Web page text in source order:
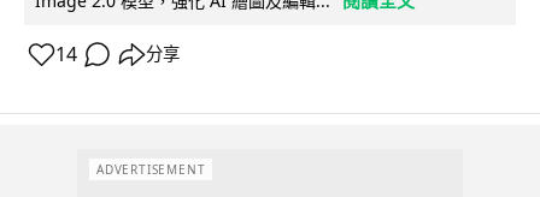
14 分享
ADVERTISEMENT